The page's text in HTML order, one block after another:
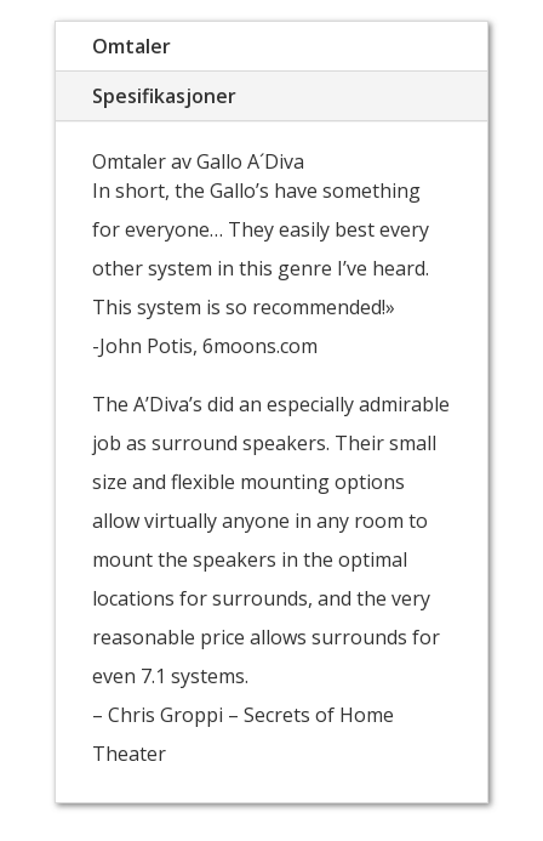
Omtaler
Spesifikasjoner
Omtaler av Gallo A´Diva
In short, the Gallo’s have something
for everyone… They easily best every
other system in this genre I’ve heard.
This system is so recommended!»
-John Potis, 6moons.com
The A’Diva’s did an especially admirable
job as surround speakers. Their small
size and flexible mounting options
allow virtually anyone in any room to
mount the speakers in the optimal
locations for surrounds, and the very
reasonable price allows surrounds for
even 7.1 systems.
– Chris Groppi – Secrets of Home
Theater